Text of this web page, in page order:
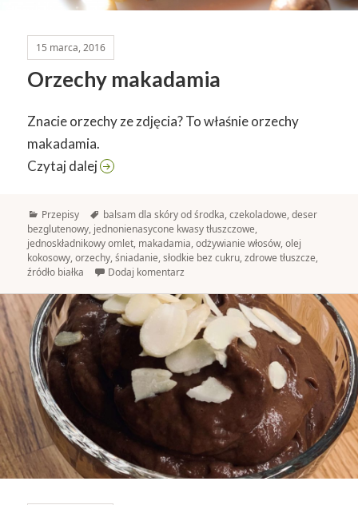
15 marca, 2016
Orzechy makadamia
Znacie orzechy ze zdjęcia? To właśnie orzechy
makadamia.
Czytaj dalejOrzechy makadamia
Kategorie
Przepisy Tagi
balsam dla skóry od środka,czekoladowe,deser
bezglutenowy, jednonienasycone kwasy tłuszczowe,
jednoskładnikowy omlet, makadamia,odżywianie włosów,olej
kokosowy,orzechy,śniadanie,słodkie bez cukru,zdrowe tłuszcze,
źródło białka
Dodaj komentarz